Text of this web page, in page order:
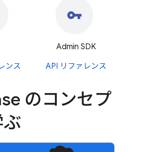
ンス
Admin SDK
API リファレンス
のコンセプ
ぶ